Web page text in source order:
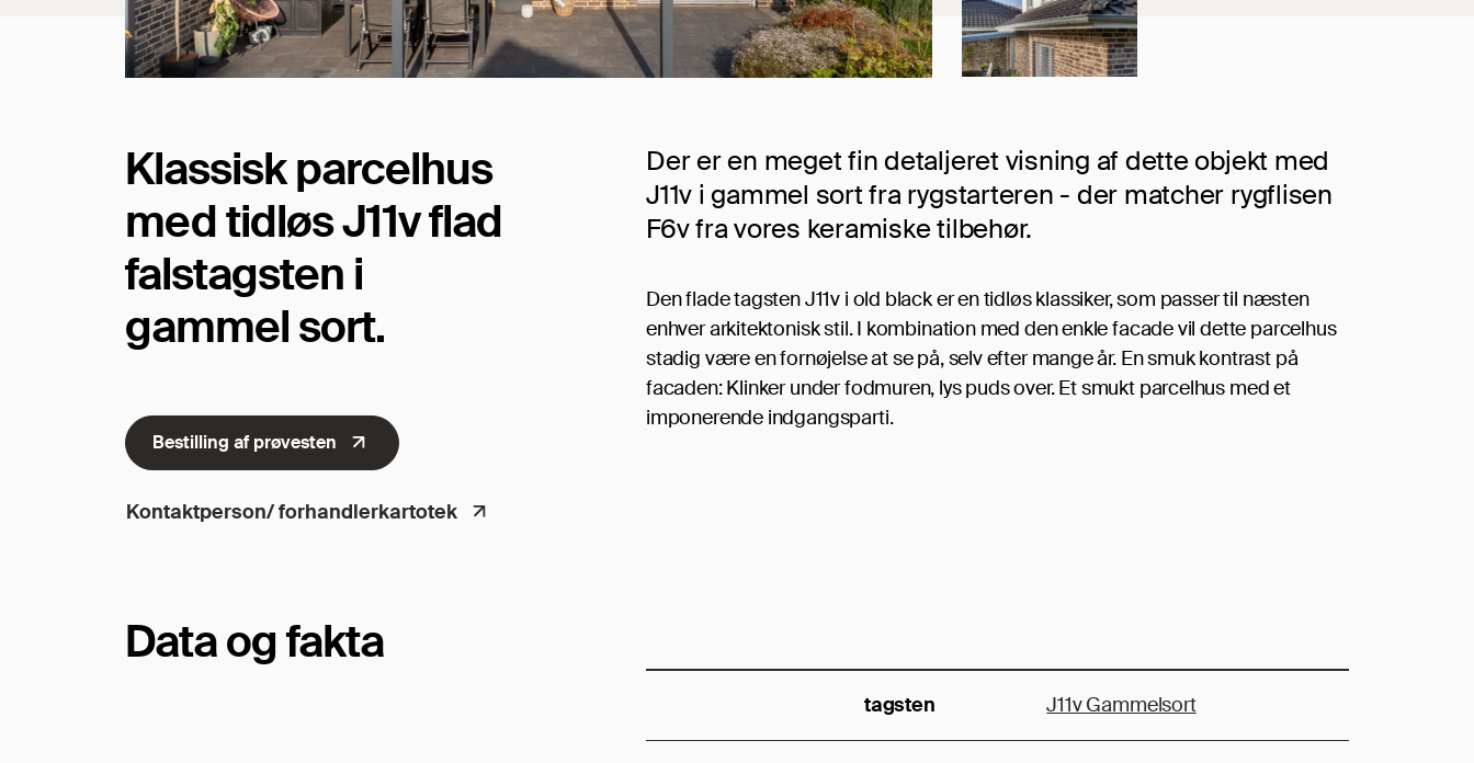
Klassisk parcelhus
med tidløs J11v flad
falstagsten i
gammel sort.
Bestilling af prøvesten
Kontaktperson/ forhandlerkartotek
Der er en meget fin detaljeret visning af dette objekt med
J11v i gammel sort fra rygstarteren - der matcher rygflisen
F6v fra vores keramiske tilbehør.
Den flade tagsten J11v i old black er en tidløs klassiker, som passer til næsten
enhver arkitektonisk stil. I kombination med den enkle facade vil dette parcelhus
stadig være en fornøjelse at se på, selv efter mange år. En smuk kontrast på
facaden: Klinker under fodmuren, lys puds over. Et smukt parcelhus med et
imponerende indgangsparti.
Data og fakta
tagsten J11v Gammelsort